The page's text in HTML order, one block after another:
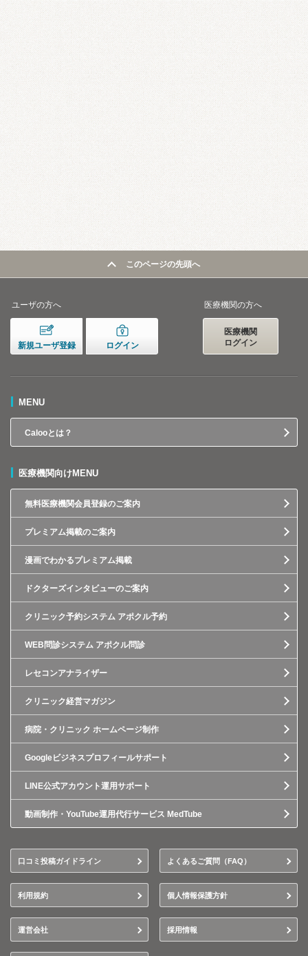
このページの先頭へ
ユーザの方へ
新規ユーザ登録 ログイン
医療機関の方へ
医療機関
ログイン
MENU
Calooとは？
医療機関向けMENU
無料医療機関会員登録のご案内
プレミアム掲載のご案内
漫画でわかるプレミアム掲載
ドクターズインタビューのご案内
クリニック予約システム アポクル予約
WEB問診システム アポクル問診
レセコンアナライザー
クリニック経営マガジン
病院・クリニック ホームページ制作
Googleビジネスプロフィールサポート
LINE公式アカウント運用サポート
動画制作・YouTube運用代行サービス MedTube
口コミ投稿ガイドライン よくあるご質問（FAQ）
利用規約 個人情報保護方針
運営会社 採用情報